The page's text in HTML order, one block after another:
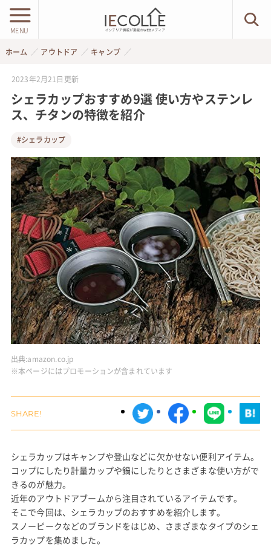
MENU
ホーム アウトドア キャンプ
2023年2月21日 更新
シェラカップおすすめ9選 使い方やステンレ
ス、チタンの特徴を紹介
#シェラカップ
出典:amazon.co.jp
※本ページにはプロモーションが含まれています
シェラカップはキャンプや登山などに欠かせない便利アイテム。
コップにしたり計量カップや鍋にしたりとさまざまな使い方がで
きるのが魅力。
近年のアウトドアブームから注目されているアイテムです。
そこで今回は、シェラカップのおすすめを紹介します。
スノーピークなどのブランドをはじめ、さまざまなタイプのシェ
ラカップを集めました。